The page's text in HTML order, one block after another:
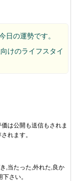
の運勢です。
けのライフスタイ
は公開も送信もされま
れます。
,当たった,外れた,良か
さい。